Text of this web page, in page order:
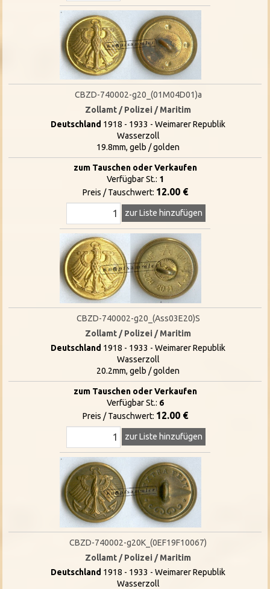
CBZD-740002-g20_(01M04D01)a
Zollamt / Polizei / Maritim
Deutschland 1918 - 1933 - Weimarer Republik
Wasserzoll
19.8mm, gelb / golden
zum Tauschen oder Verkaufen
Verfügbar St.: 1
Preis / Tauschwert: 12.00 €
zur Liste hinzufügen
CBZD-740002-g20_(Ass03E20)S
Zollamt / Polizei / Maritim
Deutschland 1918 - 1933 - Weimarer Republik
Wasserzoll
20.2mm, gelb / golden
zum Tauschen oder Verkaufen
Verfügbar St.: 6
Preis / Tauschwert: 12.00 €
zur Liste hinzufügen
CBZD-740002-g20K_(0EF19F10067)
Zollamt / Polizei / Maritim
Deutschland 1918 - 1933 - Weimarer Republik
Wasserzoll